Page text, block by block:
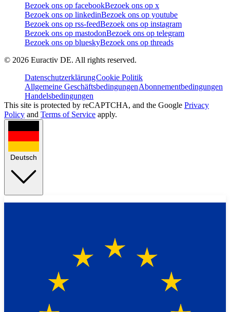
Bezoek ons op facebookBezoek ons op x
Bezoek ons op linkedinBezoek ons op youtube
Bezoek ons op rss-feedBezoek ons op instagram
Bezoek ons op mastodonBezoek ons op telegram
Bezoek ons op blueskyBezoek ons op threads
© 2026 Euractiv DE. All rights reserved.
DatenschutzerklärungCookie Politik
Allgemeine GeschäftsbedingungenAbonnementbedingungen
Handelsbedingungen
This site is protected by reCAPTCHA, and the Google Privacy
Policy and Terms of Service apply.
Deutsch